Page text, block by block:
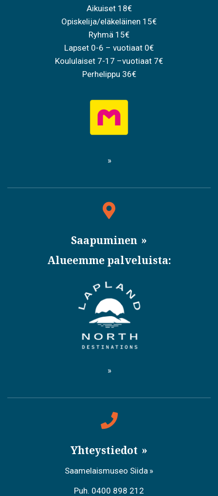
Aikuiset 18€
Opiskelija/eläkeläinen 15€
Ryhmä 15€
Lapset 0-6 – vuotiaat 0€
Koululaiset 7-17 –vuotiaat 7€
Perhelippu 36€
Saapuminen
Alueemme palveluista:
Yhteystiedot
Saamelaismuseo Siida
Puh. 0400 898 212